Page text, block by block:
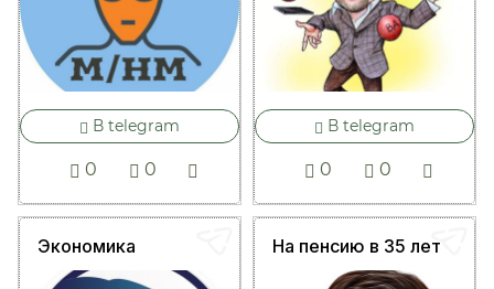
В telegram
0 0
В telegram
0 0
Экономика На пенсию в 35 лет